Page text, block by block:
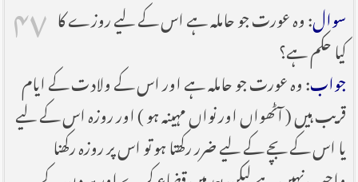
۴۷ سوال: وہ عورت جو حاملہ ہے اس کے لیے روزے کا
کیا حکم ہے؟
جواب: وہ عورت جو حاملہ ہے اور اس کے ولادت کے ایام
قریب ہیں ( آٹھواں اور نواں مہینہ ہو ) اور روزہ اس کے لیے
یا اس کے بچے کے لیے ضرر رکھتا ہو تو اس پر روزہ رکھنا